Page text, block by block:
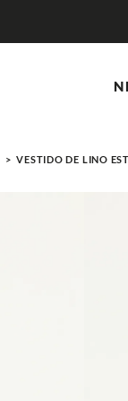
VESTIDO DE LINO